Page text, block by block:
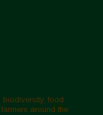
biodiversity, food
around the